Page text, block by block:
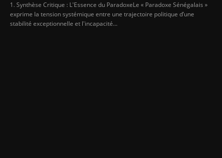
1. Synthèse Critique : L'Essence du ParadoxeLe « Paradoxe Sénégalais »
exprime la tension systémique entre une trajectoire politique d’une
stabilité exceptionnelle et l'incapacité...